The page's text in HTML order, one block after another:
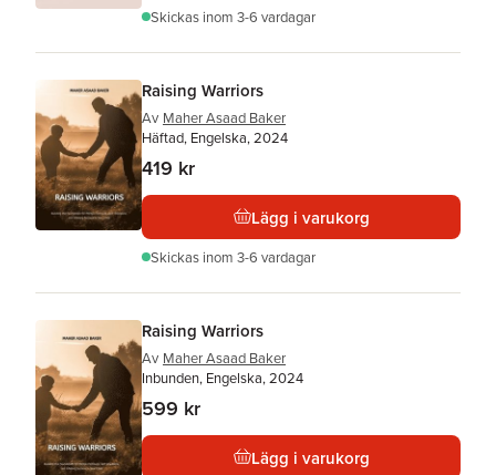
Skickas inom 3-6 vardagar
Raising Warriors
Av Maher Asaad Baker
Häftad, Engelska, 2024
419 kr
Lägg i varukorg
Skickas inom 3-6 vardagar
Raising Warriors
Av Maher Asaad Baker
Inbunden, Engelska, 2024
599 kr
Lägg i varukorg